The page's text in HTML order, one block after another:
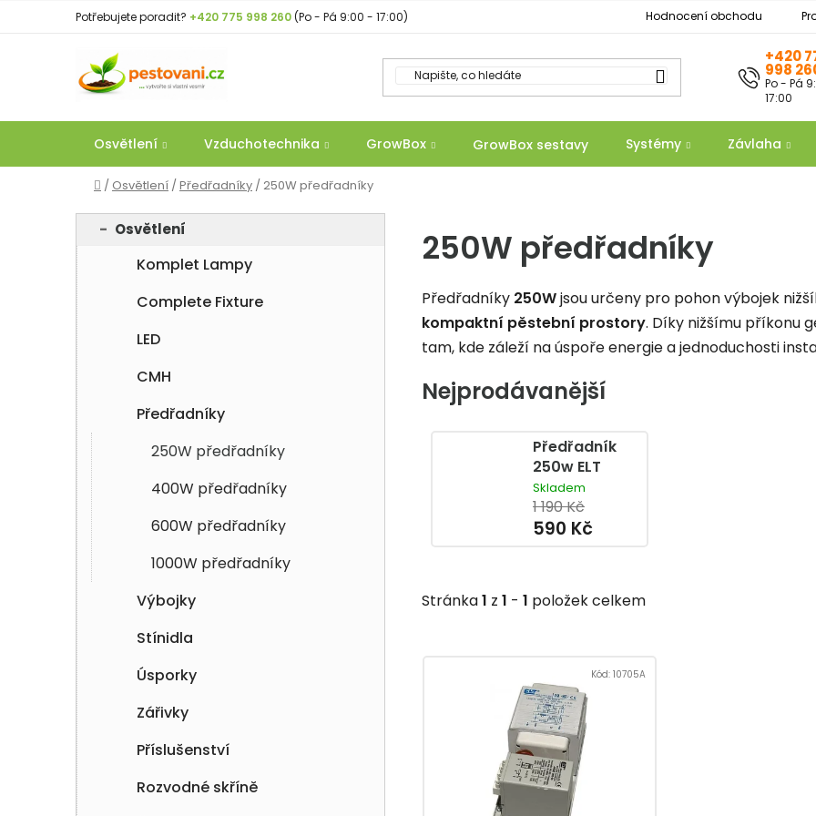
Potřebujete poradit? +420 775 998 260(Po - Pá 9:00 - 17:00) Hodnocení obchodu
+420
998
Po - Pá
17:00
Osvětlení Vzduchotechnika GrowBox GrowBox sestavy Systémy Závlaha
Domů
/ Osvětlení /Předřadníky /250W předřadníky
P
o
s
t
r
a
n
n
í
p
a
n
e
l
Přeskočit
kategorie
a
t
e
g
o
r
i
e
Osvětlení
Komplet Lampy
Complete Fixture
LED
CMH
Předřadníky
250W předřadníky
400W předřadníky
600W předřadníky
1000W předřadníky
Výbojky
Stínidla
Úsporky
Zářivky
Příslušenství
Rozvodné skříně
250W předřadníky
Předřadníky 250Wjsou určeny pro pohon výbojek
kompaktní pěstební prostory. Díky nižšímu příkonu
tam, kde záleží na úspoře energie a jednoduchosti
Nejprodávanější
Předřadník
250w ELT
Skladem
590 Kč
1 190 Kč
Stránka1 z 1 - 1 položek celkem
Kód:10705A